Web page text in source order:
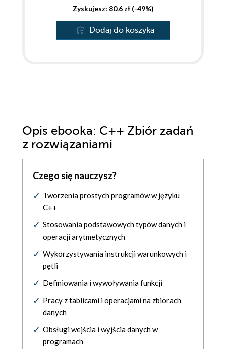
Zyskujesz: 80.6 zł (-49%)
Dodaj do koszyka
Opis ebooka: C++ Zbiór zadań
z rozwiązaniami
Czego się nauczysz?
Tworzenia prostych programów w języku
C++
Stosowania podstawowych typów danych i
operacji arytmetycznych
Wykorzystywania instrukcji warunkowych i
pętli
Definiowania i wywoływania funkcji
Pracy z tablicami i operacjami na zbiorach
danych
Obsługi wejścia i wyjścia danych w
programach